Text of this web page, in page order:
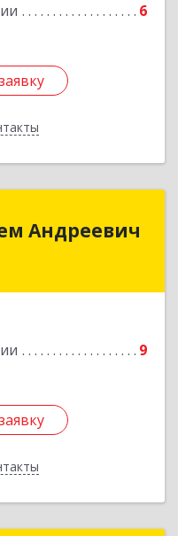
6
Подробнее
Андреевич
9